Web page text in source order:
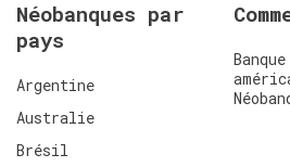
Néobanques par
pays
Argentine
Australie
Brésil